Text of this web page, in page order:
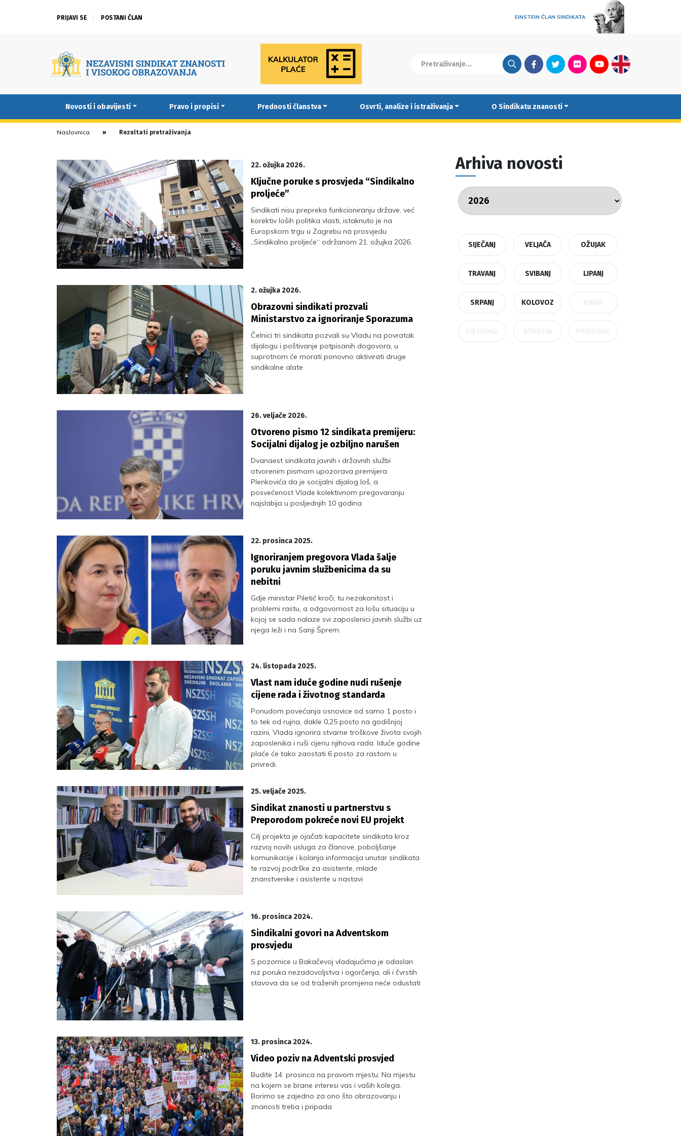
PRIJAVI SE POSTANI ČLAN EINSTEIN ČLAN SINDIKATA
FacebookTwitterFlickrYoutubeEnglish
Novosti i obavijesti Pravo i propisi Prednosti članstva Osvrti, analize i istraživanja O Sindikatu znanosti
Naslovnica Rezultati pretraživanja
22. ožujka 2026.
Ključne poruke s prosvjeda “Sindikalno
proljeće”
Sindikati nisu prepreka funkcioniranju države, već
korektiv loših politika vlasti, istaknuto je na
Europskom trgu u Zagrebu na prosvjedu
„Sindikalno proljeće“ održanom 21. ožujka 2026.
2. ožujka 2026.
Obrazovni sindikati prozvali
Ministarstvo za ignoriranje Sporazuma
Čelnici tri sindikata pozvali su Vladu na povratak
dijalogu i poštivanje potpisanih dogovora, u
suprotnom će morati ponovno aktivirati druge
sindikalne alate
26. veljače 2026.
Otvoreno pismo 12 sindikata premijeru:
Socijalni dijalog je ozbiljno narušen
Dvanaest sindikata javnih i državnih službi
otvorenim pismom upozorava premijera
Plenkovića da je socijalni dijalog loš, a
posvećenost Vlade kolektivnom pregovaranju
najslabija u posljednjih 10 godina
22. prosinca 2025.
Ignoriranjem pregovora Vlada šalje
poruku javnim službenicima da su
nebitni
Gdje ministar Piletić kroči, tu nezakonitost i
problemi rastu, a odgovornost za lošu situaciju u
kojoj se sada nalaze svi zaposlenici javnih službi uz
njega leži i na Sanji Šprem.
24. listopada 2025.
Vlast nam iduće godine nudi rušenje
cijene rada i životnog standarda
Ponudom povećanja osnovice od samo 1 posto i
to tek od rujna, dakle 0,25 posto na godišnjoj
razini, Vlada ignorira stvarne troškove života svojih
zaposlenika i ruši cijenu njihova rada. Iduće godine
plaće će tako zaostati 6 posto za rastom u
privredi.
25. veljače 2025.
Sindikat znanosti u partnerstvu s
Preporodom pokreće novi EU projekt
Cilj projekta je ojačati kapacitete sindikata kroz
razvoj novih usluga za članove, poboljšanje
komunikacije i kolanja informacija unutar sindikata
te razvoj podrške za asistente, mlade
znanstvenike i asistente u nastavi
16. prosinca 2024.
Sindikalni govori na Adventskom
prosvjedu
S pozornice u Bakačevoj vladajućima je odaslan
niz poruka nezadovoljstva i ogorčenja, ali i čvrstih
stavova da se od traženih promjena neće odustati
13. prosinca 2024.
Video poziv na Adventski prosvjed
Budite 14. prosinca na pravom mjestu. Na mjestu
na kojem se brane interesi vas i vaših kolega.
Borimo se zajedno za ono što obrazovanju i
znanosti treba i pripada
Arhiva novosti
SIJEČANJ VELJAČA OŽUJAK
TRAVANJ SVIBANJ LIPANJ
SRPANJ KOLOVOZ